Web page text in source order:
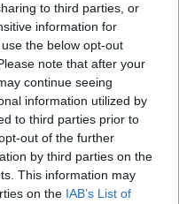
to third parties, or
information for
the below opt-out
note that after your
continue seeing
information utilized by
to third parties prior to
out of the further
by third parties on the
This information may
on the IAB’s List of
entrano nella cabina con
elementari. E se la
è questa, delle due l'una: o
cosa ha fatto,
o magari lo
in maniera che siano
e poisi possa rimestare
scappellamento".
il 5 marzo. Forse.